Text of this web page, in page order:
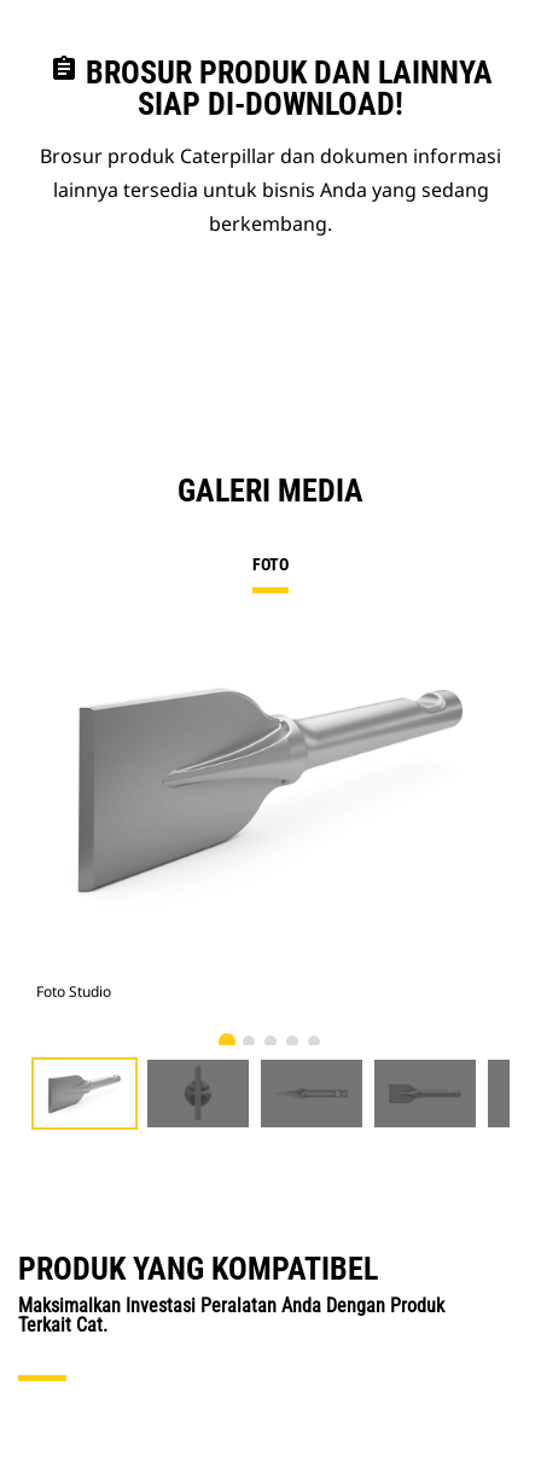
assignment BROSUR PRODUK DAN LAINNYA
SIAP DI-DOWNLOAD!
Brosur produk Caterpillar dan dokumen informasi
lainnya tersedia untuk bisnis Anda yang sedang
berkembang.
GALERI MEDIA
FOTO
Foto Studio
PRODUK YANG KOMPATIBEL
Maksimalkan Investasi Peralatan Anda Dengan Produk
Terkait Cat.